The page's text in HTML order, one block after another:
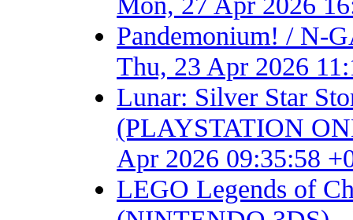
Pandemonium! / N-
Thu, 23 Apr 2026
Lunar: Silver Star
(PLAYSTATION
Apr 2026 09:35:58
LEGO Legends of